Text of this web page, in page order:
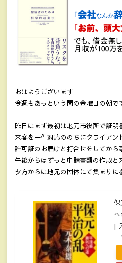
おはようございます
今週もあっという間の金曜日の朝で
昨日はまず最初は地元市役所で証明
来客を一件対応ののちにクライアン
許可証のお届けと打合せをしてから
午後からはずっと申請書類の作成と
夕方からは地元の団体にて集まりに
保
へ
[